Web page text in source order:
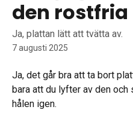
den
Ja, plattan lätt att tvätta av.
7 augusti 2025
Ja, det går bra att ta bort
bara att du lyfter av den
hålen igen.